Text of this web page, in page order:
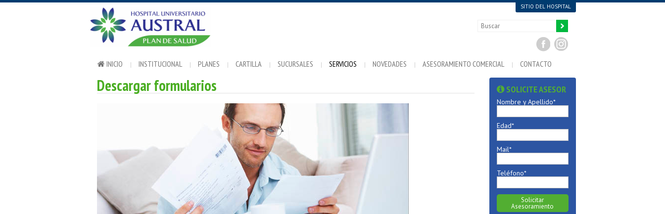
SITIO DEL HOSPITAL
INICIO INSTITUCIONAL PLANES CARTILLA SUCURSALES SERVICIOS NOVEDADES ASESORAMIENTO COMERCIAL CONTACTO
SOLICITE ASESOR
Nombre y Apellido*
Edad*
Mail*
Teléfono*
Solicitar
Asesoramiento
Descargar formularios